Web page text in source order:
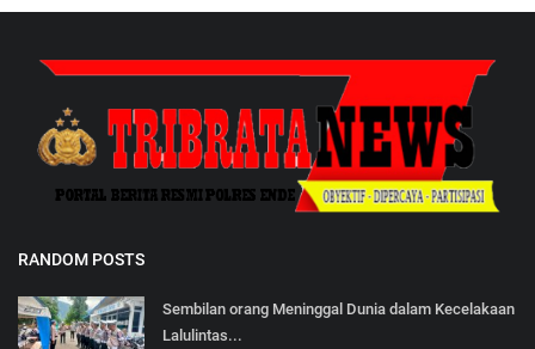
RANDOM POSTS
Sembilan orang Meninggal Dunia dalam Kecelakaan
Lalulintas...